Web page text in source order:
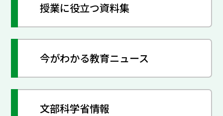
授業に役立つ資料集
今がわかる教育ニュース
文部科学省情報